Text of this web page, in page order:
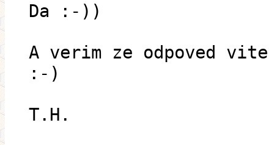
Da :-))
A verim ze odpoved
:-)
T.H.